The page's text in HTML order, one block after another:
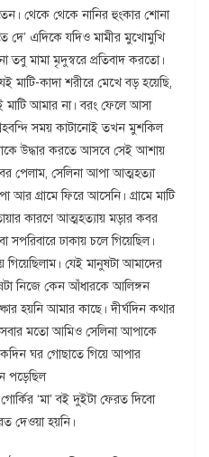
থেকে থেকে নানির হুংকার শোনা
দে’ এদিকে যদিও মামীর মুখোমুখি
তবু মামা মৃদুস্বরে প্রতিবাদ করতো।
মাটি-কাদা শরীরে মেখে বড় হয়েছি,
মাটি আমার না। বরং ফেলে আসা
সময় কাটানোই তখন মুশকিল
উদ্ধার করতে আসবে সেই আশায়
পেলাম, সেলিনা আপা আত্মহত্যা
গ্রামে ফিরে আসেনি। গ্রামে মাটি
কারণে আত্মহত্যায় মড়ার কবর
সপরিবারে ঢাকায় চলে গিয়েছিল।
যেই মানুষটা আমাদের
নিজে কেন আঁধারকে আলিঙ্গন
হয়নি আমার কাছে। দীর্ঘদিন কথার
সবার মতো আমিও সেলিনা আপাকে
ঘর গোছাতে গিয়ে আপার
পড়েছিল
গোর্কির ‘মা’ বই দুইটা ফেরত দিবো
দেওয়া হয়নি।